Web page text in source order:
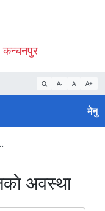
कन्चनपुर
A- A A+
मेनु
अवस्था